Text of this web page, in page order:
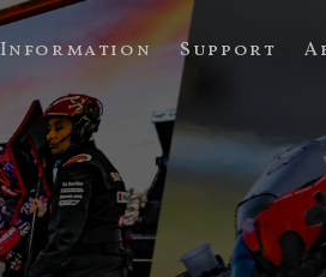
Information Support